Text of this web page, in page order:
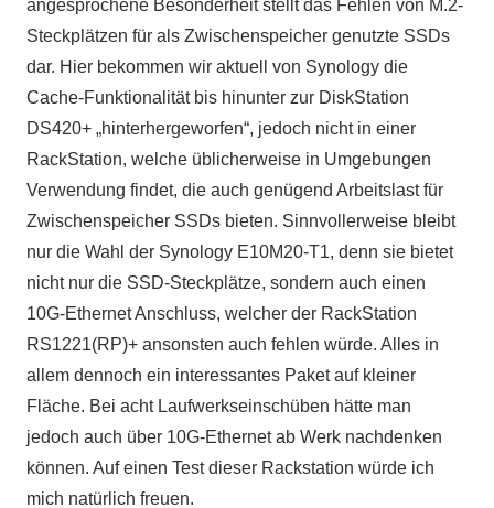
angesprochene Besonderheit stellt das Fehlen von M.2-
Steckplätzen für als Zwischenspeicher genutzte SSDs
dar. Hier bekommen wir aktuell von Synology die
Cache-Funktionalität bis hinunter zur DiskStation
DS420+ „hinterhergeworfen“, jedoch nicht in einer
RackStation, welche üblicherweise in Umgebungen
Verwendung findet, die auch genügend Arbeitslast für
Zwischenspeicher SSDs bieten. Sinnvollerweise bleibt
nur die Wahl der Synology E10M20-T1, denn sie bietet
nicht nur die SSD-Steckplätze, sondern auch einen
10G-Ethernet Anschluss, welcher der RackStation
RS1221(RP)+ ansonsten auch fehlen würde. Alles in
allem dennoch ein interessantes Paket auf kleiner
Fläche. Bei acht Laufwerkseinschüben hätte man
jedoch auch über 10G-Ethernet ab Werk nachdenken
können. Auf einen Test dieser Rackstation würde ich
mich natürlich freuen.